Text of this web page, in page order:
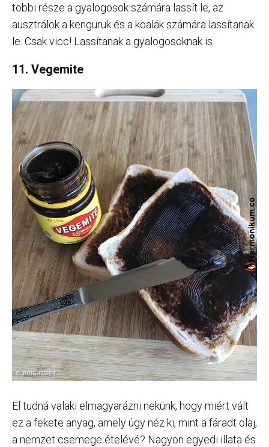
többi része a gyalogosok számára lassít le, az
ausztrálok a kenguruk és a koalák számára lassítanak
le. Csak vicc! Lassítanak a gyalogosoknak is.
11. Vegemite
El tudná valaki elmagyarázni nekünk, hogy miért vált
ez a fekete anyag, amely úgy néz ki, mint a fáradt olaj,
a nemzet csemege ételévé? Nagyon egyedi illata és